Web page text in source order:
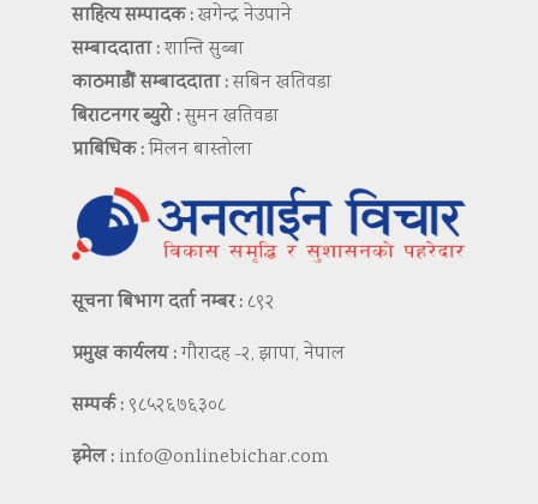
साहित्य सम्पादक :खगेन्द्र नेउपाने
सम्बाददाता :शान्ति सुब्बा
काठमाडौं सम्बाददाता :सबिन खतिवडा
बिराटनगर ब्युरो :सुमन खतिवडा
प्राबिधिक :मिलन बास्तोला
सूचना बिभाग दर्ता नम्बर : ८९२
प्रमुख कार्यलय :गौरादह -२, झापा, नेपाल
सम्पर्क : ९८५२६७६३०८
इमेल : info@onlinebichar.com